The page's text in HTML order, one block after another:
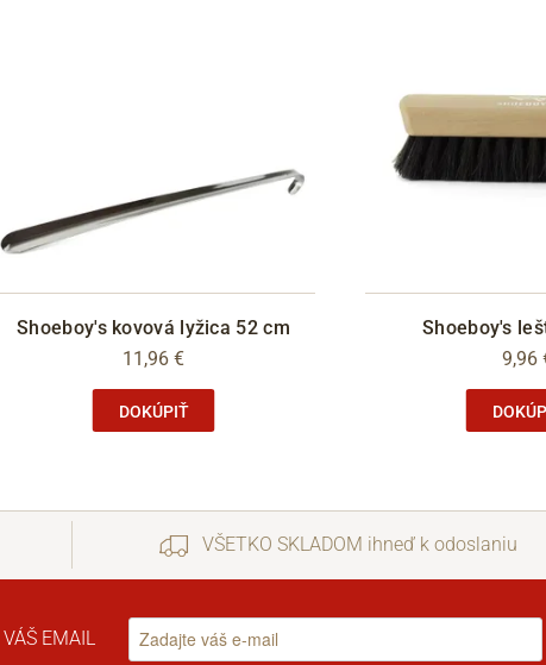
Shoeboy's kovová lyžica 52 cm
11,96 €
DOKÚPIŤ
Shoeboy's
9,96
VŠETKO SKLADOM ihneď k odoslaniu
EMAIL